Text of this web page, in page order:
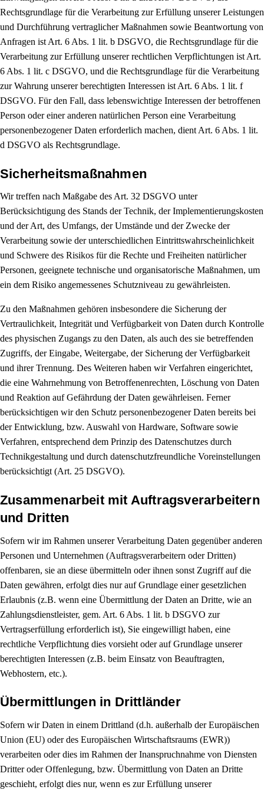
Rechtsgrundlage für die Verarbeitung zur Erfüllung unserer Leistungen
und Durchführung vertraglicher Maßnahmen sowie Beantwortung von
Anfragen ist Art. 6 Abs. 1 lit. b DSGVO, die Rechtsgrundlage für die
Verarbeitung zur Erfüllung unserer rechtlichen Verpflichtungen ist Art.
6 Abs. 1 lit. c DSGVO, und die Rechtsgrundlage für die Verarbeitung
zur Wahrung unserer berechtigten Interessen ist Art. 6 Abs. 1 lit. f
DSGVO. Für den Fall, dass lebenswichtige Interessen der betroffenen
Person oder einer anderen natürlichen Person eine Verarbeitung
personenbezogener Daten erforderlich machen, dient Art. 6 Abs. 1 lit.
d DSGVO als Rechtsgrundlage.
Sicherheitsmaßnahmen
Wir treffen nach Maßgabe des Art. 32 DSGVO unter
Berücksichtigung des Stands der Technik, der Implementierungskosten
und der Art, des Umfangs, der Umstände und der Zwecke der
Verarbeitung sowie der unterschiedlichen Eintrittswahrscheinlichkeit
und Schwere des Risikos für die Rechte und Freiheiten natürlicher
Personen, geeignete technische und organisatorische Maßnahmen, um
ein dem Risiko angemessenes Schutzniveau zu gewährleisten.
Zu den Maßnahmen gehören insbesondere die Sicherung der
Vertraulichkeit, Integrität und Verfügbarkeit von Daten durch Kontrolle
des physischen Zugangs zu den Daten, als auch des sie betreffenden
Zugriffs, der Eingabe, Weitergabe, der Sicherung der Verfügbarkeit
und ihrer Trennung. Des Weiteren haben wir Verfahren eingerichtet,
die eine Wahrnehmung von Betroffenenrechten, Löschung von Daten
und Reaktion auf Gefährdung der Daten gewährleisen. Ferner
berücksichtigen wir den Schutz personenbezogener Daten bereits bei
der Entwicklung, bzw. Auswahl von Hardware, Software sowie
Verfahren, entsprechend dem Prinzip des Datenschutzes durch
Technikgestaltung und durch datenschutzfreundliche Voreinstellungen
berücksichtigt (Art. 25 DSGVO).
Zusammenarbeit mit Auftragsverarbeitern
und Dritten
Sofern wir im Rahmen unserer Verarbeitung Daten gegenüber anderen
Personen und Unternehmen (Auftragsverarbeitern oder Dritten)
offenbaren, sie an diese übermitteln oder ihnen sonst Zugriff auf die
Daten gewähren, erfolgt dies nur auf Grundlage einer gesetzlichen
Erlaubnis (z.B. wenn eine Übermittlung der Daten an Dritte, wie an
Zahlungsdienstleister, gem. Art. 6 Abs. 1 lit. b DSGVO zur
Vertragserfüllung erforderlich ist), Sie eingewilligt haben, eine
rechtliche Verpflichtung dies vorsieht oder auf Grundlage unserer
berechtigten Interessen (z.B. beim Einsatz von Beauftragten,
Webhostern, etc.).
Übermittlungen in Drittländer
Sofern wir Daten in einem Drittland (d.h. außerhalb der Europäischen
Union (EU) oder des Europäischen Wirtschaftsraums (EWR))
verarbeiten oder dies im Rahmen der Inanspruchnahme von Diensten
Dritter oder Offenlegung, bzw. Übermittlung von Daten an Dritte
geschieht, erfolgt dies nur, wenn es zur Erfüllung unserer